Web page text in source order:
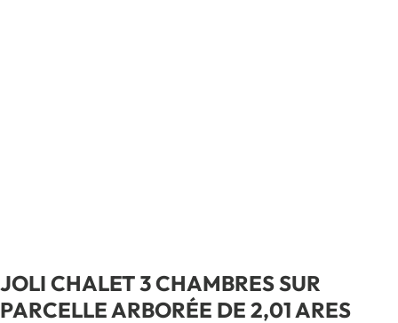
JOLI CHALET 3 CHAMBRES SUR
PARCELLE ARBORÉE DE 2,01 ARES